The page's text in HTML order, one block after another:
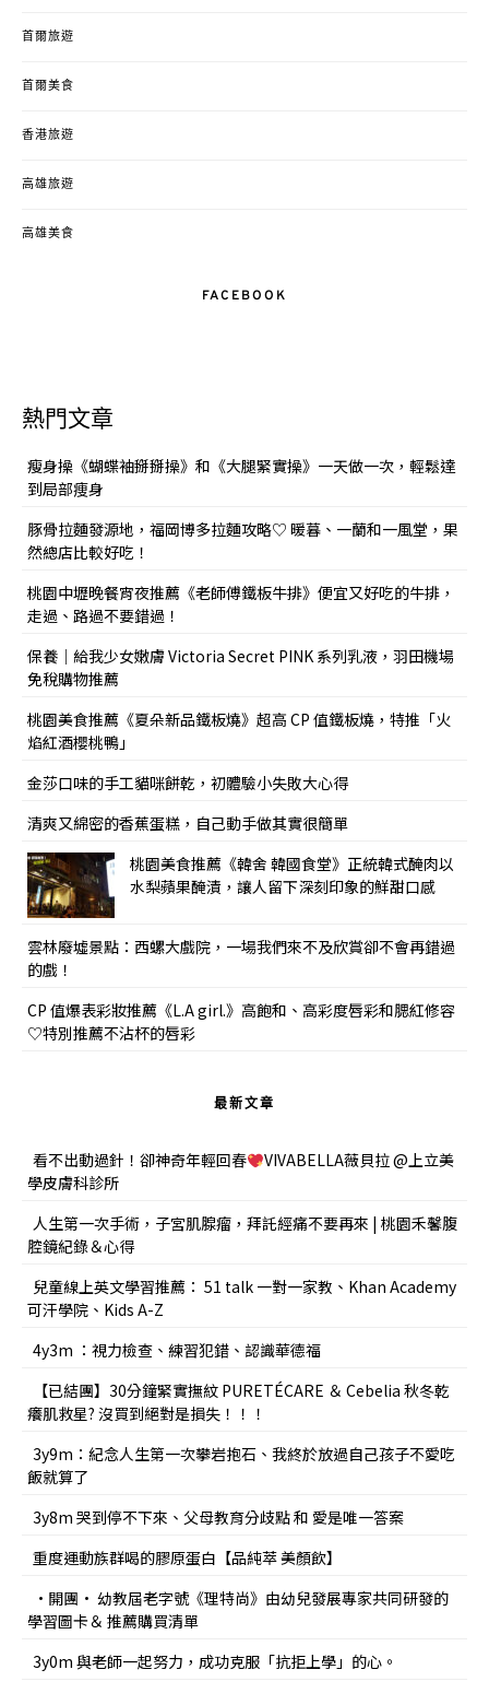
首爾旅遊
首爾美食
香港旅遊
高雄旅遊
高雄美食
FACEBOOK
熱門文章
瘦身操《蝴蝶袖掰掰操》和《大腿緊實操》一天做一次，輕鬆達
到局部痩身
豚骨拉麵發源地，福岡博多拉麵攻略♡ 暖暮、一蘭和一風堂，果
然總店比較好吃！
桃園中壢晚餐宵夜推薦《老師傅鐵板牛排》便宜又好吃的牛排，
走過、路過不要錯過！
保養｜給我少女嫩膚 Victoria Secret PINK 系列乳液，羽田機場
免稅購物推薦
桃園美食推薦《夏朵新品鐵板燒》超高 CP 值鐵板燒，特推「火
焰紅酒櫻桃鴨」
金莎口味的手工貓咪餅乾，初體驗小失敗大心得
清爽又綿密的香蕉蛋糕，自己動手做其實很簡單
桃園美食推薦《韓舍 韓國食堂》正統韓式醃肉以
水梨蘋果醃漬，讓人留下深刻印象的鮮甜口感
雲林廢墟景點：西螺大戲院，一場我們來不及欣賞卻不會再錯過
的戲！
CP 值爆表彩妝推薦《L.A girl.》高飽和、高彩度唇彩和腮紅修容
♡特別推薦不沾杯的唇彩
最新文章
看不出動過針！卻神奇年輕回春
VIVABELLA薇貝拉 @上立美
學皮膚科診所
人生第一次手術，子宮肌腺瘤，拜託經痛不要再來 | 桃園禾馨腹
腔鏡紀錄＆心得
兒童線上英文學習推薦： 51 talk 一對一家教、Khan Academy
可汗學院、Kids A-Z
4y3m ：視力檢查、練習犯錯、認識華德福
【已結團】30分鐘緊實撫紋 PURETÉCARE ＆ Cebelia 秋冬乾
癢肌救星? 沒買到絕對是損失！！！
3y9m：紀念人生第一次攀岩抱石、我終於放過自己孩子不愛吃
飯就算了
3y8m 哭到停不下來、父母教育分歧點 和 愛是唯一答案
重度運動族群喝的膠原蛋白【品純萃 美顏飲】
•開團• 幼教屆老字號《理特尚》由幼兒發展專家共同研發的
學習圖卡＆ 推薦購買清單
3y0m 與老師一起努力，成功克服「抗拒上學」的心。